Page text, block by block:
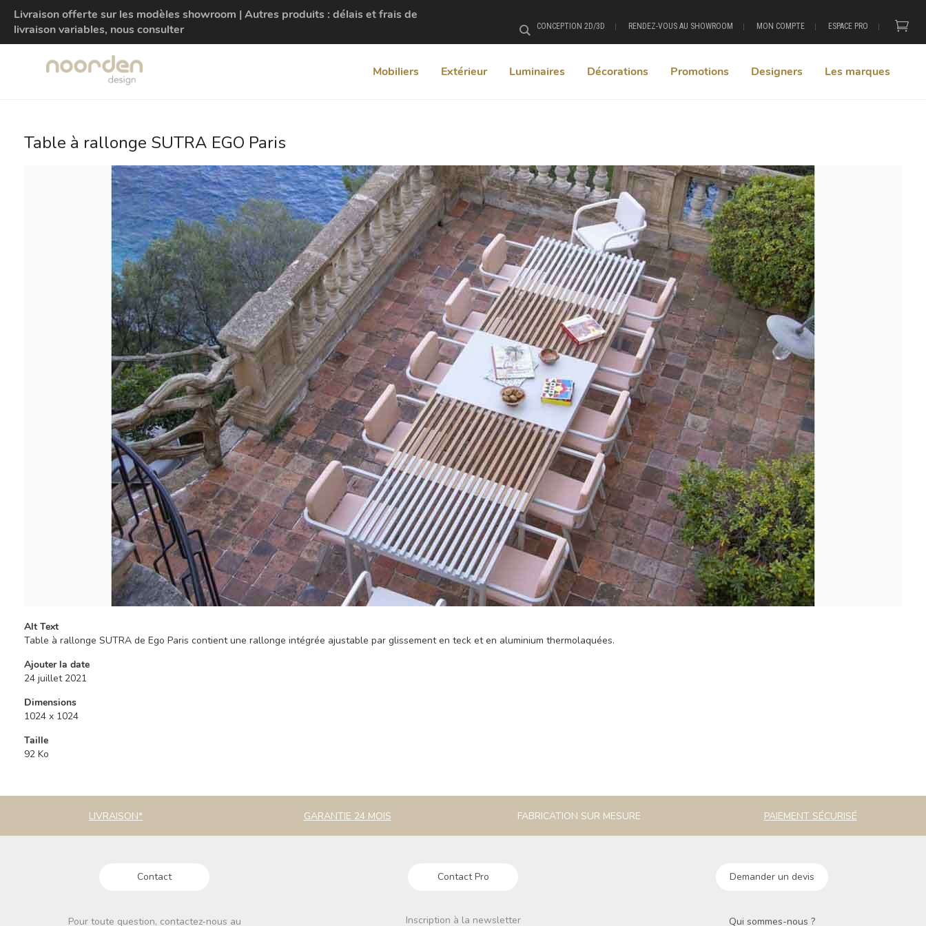
Livraison offerte sur les modèles showroom | Autres produits : délais et frais de
livraison variables, nous consulter
CONCEPTION 2D/3D RENDEZ-VOUS AU SHOWROOM MON COMPTE ESPACE PRO
Mobiliers Extérieur Luminaires Décorations Promotions Designers Les marques
Rechercher
Table à rallonge SUTRA EGO Paris
Alt Text
Table à rallonge SUTRA de Ego Paris contient une rallonge intégrée ajustable par glissement en teck et en aluminium thermolaquées.
Ajouter la date
24 juillet 2021
Dimensions
1024 x 1024
Taille
92 Ko
LIVRAISON* GARANTIE 24 MOIS FABRICATION SUR MESURE PAIEMENT SÉCURISÉ
Contact Contact Pro Demander un devis
Pour toute question, contactez-nous au Inscription à la newsletter Qui sommes-nous ?